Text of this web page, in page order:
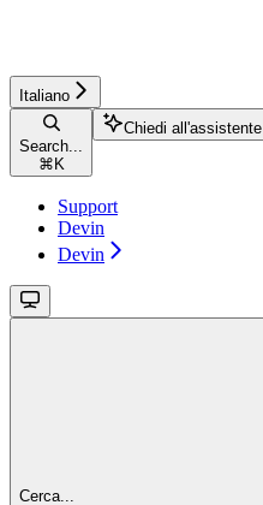
Italiano
Search...
⌘ K
Chiedi all'assistente
Support
Devin
Devin
Cerca...